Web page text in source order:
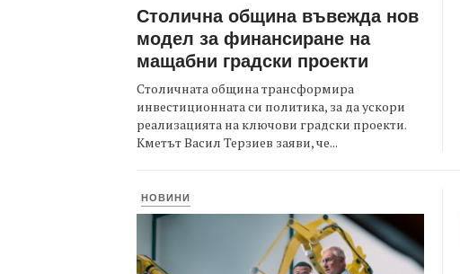
Столична община въвежда нов
модел за финансиране на
мащабни градски проекти
Столичната община трансформира
инвестиционната си политика, за да ускори
реализацията на ключови градски проекти.
Кметът Васил Терзиев заяви, че...
НОВИНИ